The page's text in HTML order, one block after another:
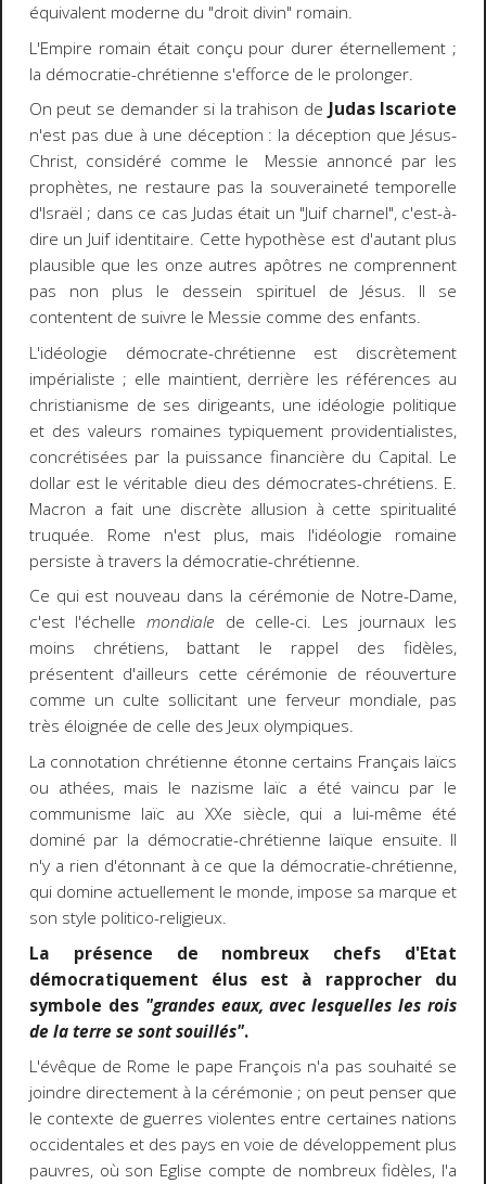
équivalent moderne du "droit divin" romain.
L'Empire romain était conçu pour durer éternellement ;
la démocratie-chrétienne s'efforce de le prolonger.
On peut se demander si la trahison de Judas Iscariote
n'est pas due à une déception : la déception que Jésus-
Christ, considéré comme le Messie annoncé par les
prophètes, ne restaure pas la souveraineté temporelle
d'Israël ; dans ce cas Judas était un "Juif charnel", c'est-à-
dire un Juif identitaire. Cette hypothèse est d'autant plus
plausible que les onze autres apôtres ne comprennent
pas non plus le dessein spirituel de Jésus. Il se
contentent de suivre le Messie comme des enfants.
L'idéologie démocrate-chrétienne est discrètement
impérialiste ; elle maintient, derrière les références au
christianisme de ses dirigeants, une idéologie politique
et des valeurs romaines typiquement providentialistes,
concrétisées par la puissance financière du Capital. Le
dollar est le véritable dieu des démocrates-chrétiens. E.
Macron a fait une discrète allusion à cette spiritualité
truquée. Rome n'est plus, mais l'idéologie romaine
persiste à travers la démocratie-chrétienne.
Ce qui est nouveau dans la cérémonie de Notre-Dame,
c'est l'échellemondiale de celle-ci. Les journaux les
moins chrétiens, battant le rappel des fidèles,
présentent d'ailleurs cette cérémonie de réouverture
comme un culte sollicitant une ferveur mondiale, pas
très éloignée de celle des Jeux olympiques.
La connotation chrétienne étonne certains Français laïcs
ou athées, mais le nazisme laïc a été vaincu par le
communisme laïc au XXe siècle, qui a lui-même été
dominé par la démocratie-chrétienne laïque ensuite. Il
n'y a rien d'étonnant à ce que la démocratie-chrétienne,
qui domine actuellement le monde, impose sa marque et
son style politico-religieux.
La présence de nombreux chefs d'Etat
démocratiquement élus est à rapprocher du
symbole des "grandes eaux, avec lesquelles les rois
de la terre se sont souillés".
L'évêque de Rome le pape François n'a pas souhaité se
joindre directement à la cérémonie ; on peut penser que
le contexte de guerres violentes entre certaines nations
occidentales et des pays en voie de développement plus
pauvres, où son Eglise compte de nombreux fidèles, l'a